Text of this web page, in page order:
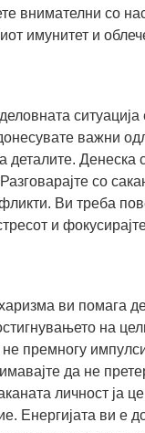
внимателни со
имунитет и
важни
деталите. Денеска
со
Ви треба
и
ви помага
на
премногу
да не
личност ја
Енергијата ви е